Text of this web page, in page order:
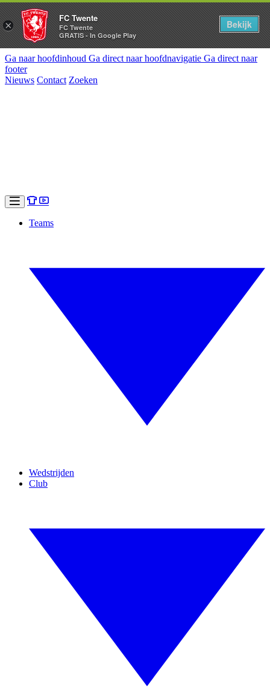
Ga naar hoofdinhoud Ga direct naar hoofdnavigatie Ga direct naar
footer
Nieuws Contact Zoeken
Teams
Wedstrijden
Club
×
FC Twente
FC Twente
GRATIS - In Google Play
Bekijk